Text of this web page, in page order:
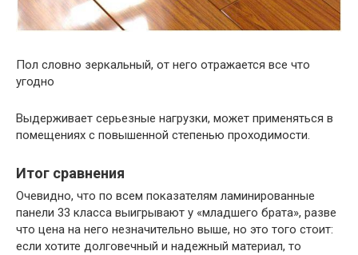
Пол словно зеркальный, от него отражается все что
угодно
Выдерживает серьезные нагрузки, может применяться в
помещениях с повышенной степенью проходимости.
Итог сравнения
Очевидно, что по всем показателям ламинированные
панели 33 класса выигрывают у «младшего брата», разве
что цена на него незначительно выше, но это того стоит:
если хотите долговечный и надежный материал, то